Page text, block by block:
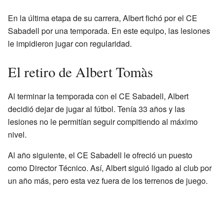
En la última etapa de su carrera, Albert fichó por el CE
Sabadell por una temporada. En este equipo, las lesiones
le impidieron jugar con regularidad.
El retiro de Albert Tomàs
Al terminar la temporada con el CE Sabadell, Albert
decidió dejar de jugar al fútbol. Tenía 33 años y las
lesiones no le permitían seguir compitiendo al máximo
nivel.
Al año siguiente, el CE Sabadell le ofreció un puesto
como Director Técnico. Así, Albert siguió ligado al club por
un año más, pero esta vez fuera de los terrenos de juego.